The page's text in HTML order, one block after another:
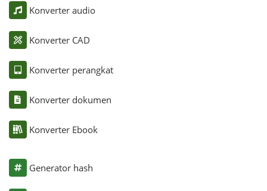
Konverter audio
Konverter CAD
Konverter perangkat
Konverter dokumen
Konverter Ebook
Generator hash